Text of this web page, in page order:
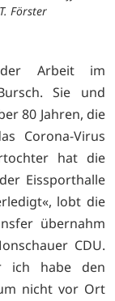
Förster
Arbeit im
Sie und
80 Jahren, die
Corona-Virus
hat die
Eissporthalle
lobt die
übernahm
CDU.
ich habe den
nicht vor Ort